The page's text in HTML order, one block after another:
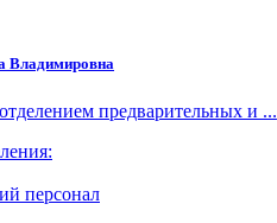
Владимировна
предварительных и ...
персонал